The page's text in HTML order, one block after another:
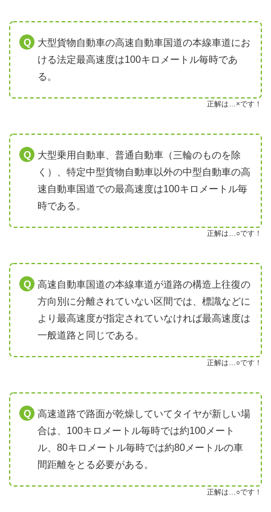
大型貨物自動車の高速自動車国道の本線車道にお
ける法定最高速度は100キロメートル毎時であ
る。
正解は…×です！
大型乗用自動車、普通自動車（三輪のものを除
く）、特定中型貨物自動車以外の中型自動車の高
速自動車国道での最高速度は100キロメートル毎
時である。
正解は…○です！
高速自動車国道の本線車道が道路の構造上往復の
方向別に分離されていない区間では、標識などに
より最高速度が指定されていなければ最高速度は
一般道路と同じである。
正解は…○です！
高速道路で路面が乾燥していてタイヤが新しい場
合は、100キロメートル毎時では約100メート
ル、80キロメートル毎時では約80メートルの車
間距離をとる必要がある。
正解は…○です！